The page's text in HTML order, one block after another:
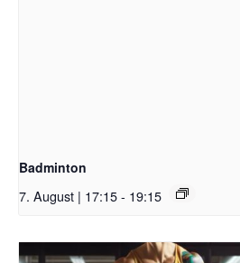
Badminton
7. August | 17:15- 19:15